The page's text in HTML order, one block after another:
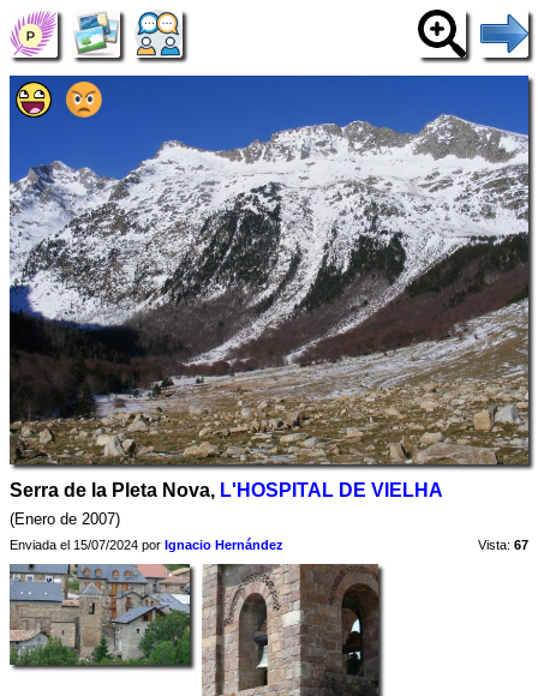
Serra de la Pleta Nova, L'HOSPITAL DE VIELHA
(Enero de 2007)
Enviada el 15/07/2024 por Ignacio Hernández Vista: 67